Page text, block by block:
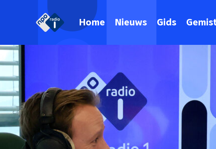
Home Nieuws Gids